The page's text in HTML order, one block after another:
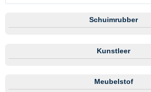
Schuimrubber
Kunstleer
Meubelstof